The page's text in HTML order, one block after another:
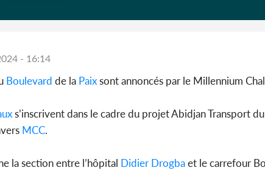
- 16:14
Boulevard de la Paixsont annoncés par le Millennium
s’inscrivent dans le cadre du projet Abidjan Transport
MCC.
la section entre l’hôpital Didier Drogbaet le carrefour